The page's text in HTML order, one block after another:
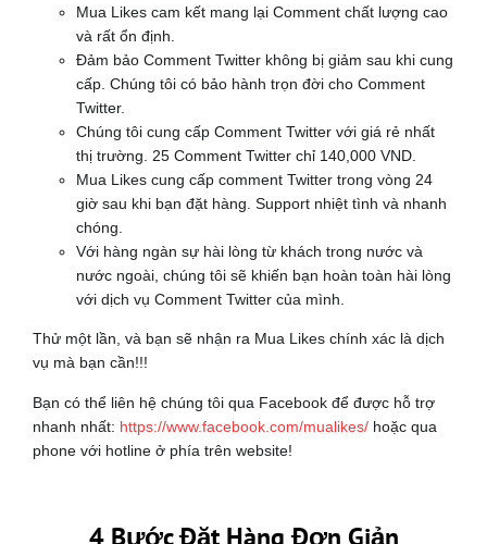
Mua Likes cam kết mang lại Comment chất lượng cao
và rất ổn định.
Đảm bảo Comment Twitter không bị giảm sau khi cung
cấp. Chúng tôi có bảo hành trọn đời cho Comment
Twitter.
Chúng tôi cung cấp Comment Twitter với giá rẻ nhất
thị trường. 25 Comment Twitter chỉ 140,000 VND.
Mua Likes cung cấp comment Twitter trong vòng 24
giờ sau khi bạn đặt hàng. Support nhiệt tình và nhanh
chóng.
Với hàng ngàn sự hài lòng từ khách trong nước và
nước ngoài, chúng tôi sẽ khiến bạn hoàn toàn hài lòng
với dịch vụ Comment Twitter của mình.
Thử một lần, và bạn sẽ nhận ra Mua Likes chính xác là dịch
vụ mà bạn cần!!!
Bạn có thể liên hệ chúng tôi qua Facebook để được hỗ trợ
nhanh nhất: https://www.facebook.com/mualikes/ hoặc qua
phone với hotline ở phía trên website!
4 Bước Đặt Hàng Đơn Giản